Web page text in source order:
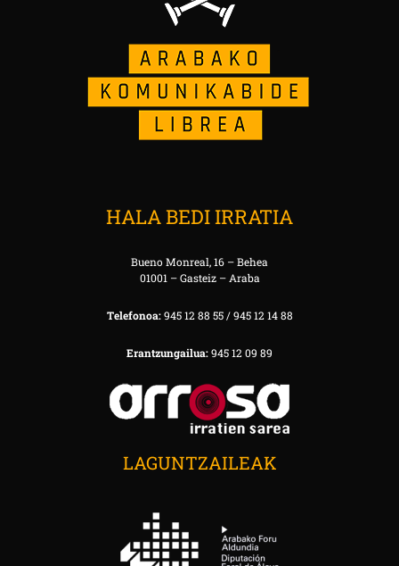
HALA BEDI IRRATIA
Bueno Monreal, 16 – Behea
01001 – Gasteiz – Araba
Telefonoa:945 12 88 55 / 945 12 14 88
Erantzungailua:945 12 09 89
LAGUNTZAILEAK